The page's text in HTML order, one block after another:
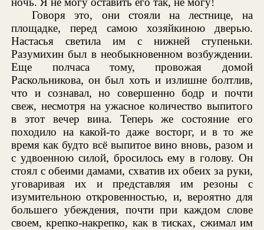
Говоря это, они стояли на лестнице, на
площадке, перед самою хозяйкиною дверью.
Настасья светила им с нижней ступеньки.
Разумихин был в необыкновенном возбуждении.
Еще полчаса тому, провожая домой
Раскольникова, он был хоть и излишне болтлив,
что и сознавал, но совершенно бодр и почти
свеж, несмотря на ужасное количество выпитого
в этот вечер вина. Теперь же состояние его
походило на какой-то даже восторг, и в то же
время как будто всё выпитое вино вновь, разом и
с удвоенною силой, бросилось ему в голову. Он
стоял с обеими дамами, схватив их обеих за руки,
уговаривая их и представляя им резоны с
изумительною откровенностью, и, вероятно для
большего убеждения, почти при каждом слове
своем, крепко-накрепко, как в тисках, сжимал им